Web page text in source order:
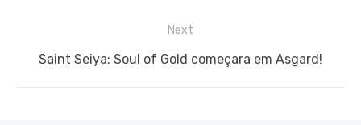
Next
Next
Saint Seiya: Soul of Gold começara em Asgard!